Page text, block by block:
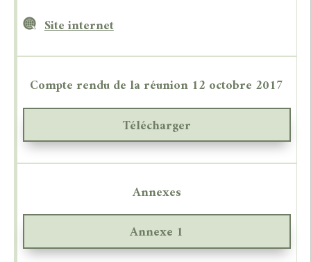
Site internet
Compte rendu de la réunion 12 octobre 2017
Télécharger
Annexes
Annexe 1